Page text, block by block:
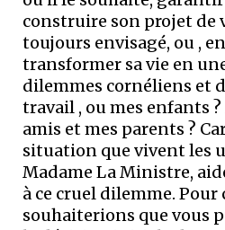
construire son projet de
toujours envisagé, ou ,
transformer sa vie en
dilemmes cornéliens et
travail , ou mes enfants
amis et mes parents ?
situation que vivent les
Madame La Ministre,
à ce cruel dilemme. Pour
souhaiterions que vous